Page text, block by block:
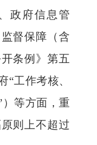
政府信息管
督保障（含
条例》第五
“工作考核、
等方面，重
则上不超过